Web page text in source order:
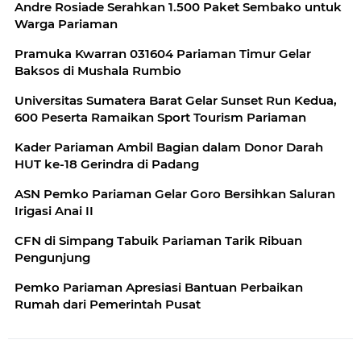
Andre Rosiade Serahkan 1.500 Paket Sembako untuk
Warga Pariaman
Pramuka Kwarran 031604 Pariaman Timur Gelar
Baksos di Mushala Rumbio
Universitas Sumatera Barat Gelar Sunset Run Kedua,
600 Peserta Ramaikan Sport Tourism Pariaman
Kader Pariaman Ambil Bagian dalam Donor Darah
HUT ke-18 Gerindra di Padang
ASN Pemko Pariaman Gelar Goro Bersihkan Saluran
Irigasi Anai II
CFN di Simpang Tabuik Pariaman Tarik Ribuan
Pengunjung
Pemko Pariaman Apresiasi Bantuan Perbaikan
Rumah dari Pemerintah Pusat